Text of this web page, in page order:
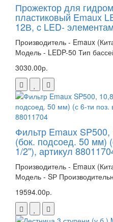
Прожектор для
пластиковый Emaux
12В, c LED-
Производитель - Emaux
Модель - LEDP-50 Тип
3030.00р.
Фильтр Emaux
(бок. подсоед. 50 мм)
1/2''), артикул
Производитель - Emaux
Модель - SР
19594.00р.